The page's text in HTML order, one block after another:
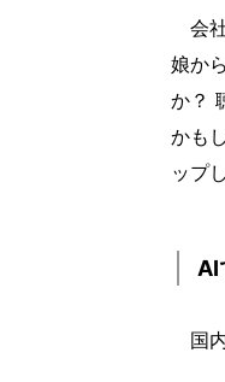
会
娘か
か？
かも
ップ
AI
国